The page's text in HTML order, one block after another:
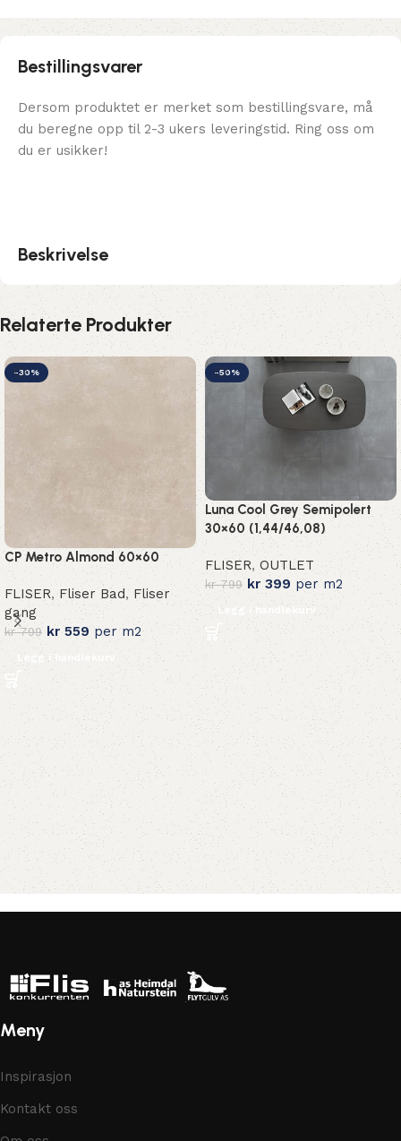
Bestillingsvarer
Dersom produktet er merket som bestillingsvare, må
du beregne opp til 2-3 ukers leveringstid. Ring oss om
du er usikker!
Beskrivelse
Relaterte Produkter
-30%
CP Metro Almond 60×60
FLISER,Fliser Bad, Fliser
gang
kr799 kr559per m2
Legg i handlekurv
-50%
Luna Cool Grey Semipolert
30×60 (1,44/46,08)
FLISER, OUTLET
kr799 kr 399 per m2
Legg i handlekurv
Meny
Inspirasjon
Kontakt oss